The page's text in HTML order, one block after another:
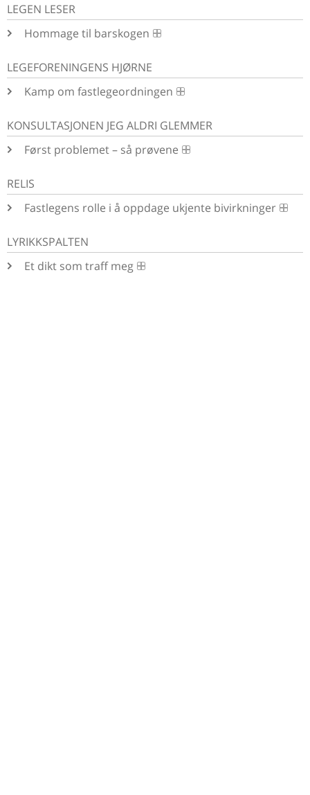
LEGEN LESER
Hommage til barskogen
LEGEFORENINGENS HJØRNE
Kamp om fastlegeordningen
KONSULTASJONEN JEG ALDRI GLEMMER
Først problemet – så prøvene
RELIS
Fastlegens rolle i å oppdage ukjente bivirkninger
LYRIKKSPALTEN
Et dikt som traff meg